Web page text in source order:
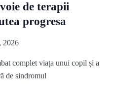
de terapii
progresa
2026
complet viața unui copil și a
de sindromul